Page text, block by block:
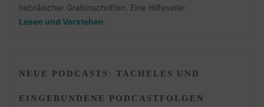
hebräischer Grabinschriften. Eine Hilfeseite:
Lesen und Verstehen
NEUE PODCASTS: TACHELES UND
EINGEBUNDENE PODCASTFOLGEN